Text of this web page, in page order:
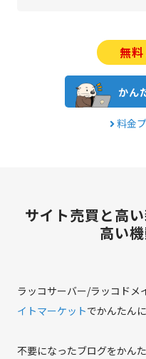
無料
かん
料金
サイト売買と高い
高い
ラッコサーバー/ラッコドメ
イトマーケットでかんたん
不要になったブログをかんた